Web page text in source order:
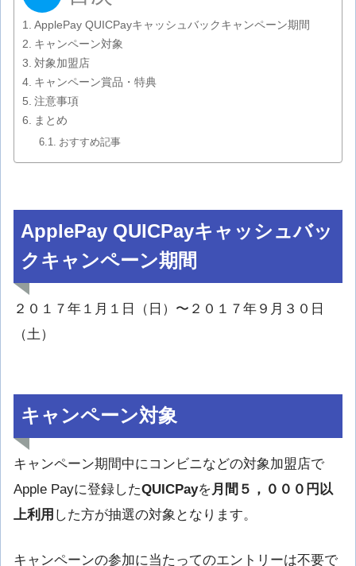
ApplePay QUICPayキャッシュバックキャンペーン期間
キャンペーン対象
対象加盟店
キャンペーン賞品・特典
注意事項
まとめ
おすすめ記事
ApplePay QUICPayキャッシュバッ
クキャンペーン期間
２０１７年１月１日（日）〜２０１７年９月３０日
（土）
キャンペーン対象
キャンペーン期間中にコンビニなどの対象加盟店で
Apple Payに登録したQUICPayを月間５，０００円以
上利用 した方が抽選の対象となります。
キャンペーンの参加に当たってのエントリーは不要で